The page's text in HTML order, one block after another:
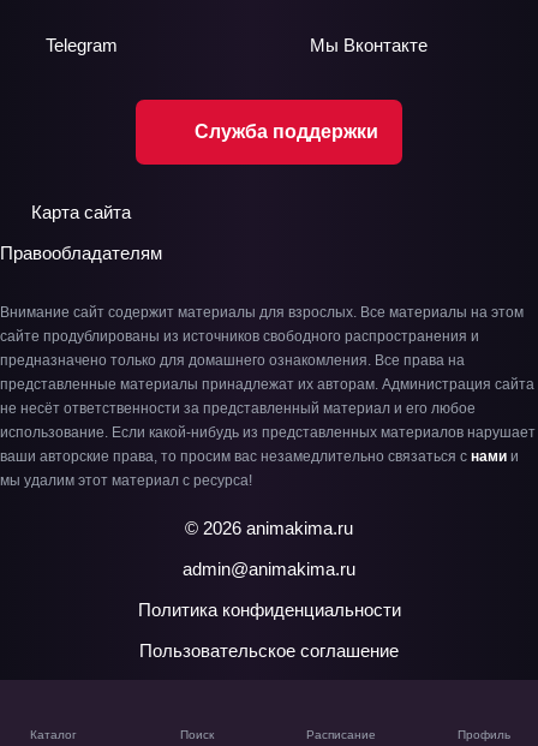
Каталог Поиск Расписание Профиль
Служба поддержки
Telegram Мы Вконтакте
Карта сайта
Правообладателям
Внимание сайт содержит материалы для взрослых. Все материалы на этом
сайте продублированы из источников свободного распространения и
предназначено только для домашнего ознакомления. Все права на
представленные материалы принадлежат их авторам. Администрация сайта
не несёт ответственности за представленный материал и его любое
использование. Если какой-нибудь из представленных материалов нарушает
ваши авторские права, то просим вас незамедлительно связаться с нами и
мы удалим этот материал с ресурса!
© 2026 animakima.ru
admin@animakima.ru
Политика конфиденциальности
Пользовательское соглашение